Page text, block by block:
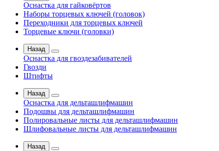
Оснастка для гайковёртов
Наборы торцевых ключей (головок)
Переходники для торцевых ключей
Торцевые ключи (головки)
Назад
Оснастка для гвоздезабивателей
Гвозди
Штифты
Назад
Оснастка для дельташлифмашин
Подошвы для дельташлифмашин
Полировальные листы для дельташлифмашин
Шлифовальные листы для дельташлифмашин
Назад